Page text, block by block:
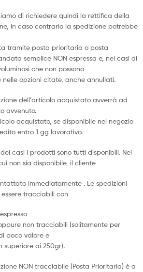
di richiedere quindi la rettifica della
in caso contrario la spedizione potrebbe
tramite posta prioritaria o posta
semplice NON espressa e, nei casi di
che non possono
nelle opzioni citate, anche annullati.
dell’articolo acquistato avverrà ad
avvenuto.
acquistato, se disponibile nel negozio
entro 1 gg lavorativo.
dei casi i prodotti sono tutti disponibili. Nel
non sia disponibile, il cliente
immediatamente . Le spedizioni
essere tracciabili con
non tracciabili (solitamente per
poco valore e
superiore ai 250gr).
NON tracciabile (Posta Prioritaria) è a